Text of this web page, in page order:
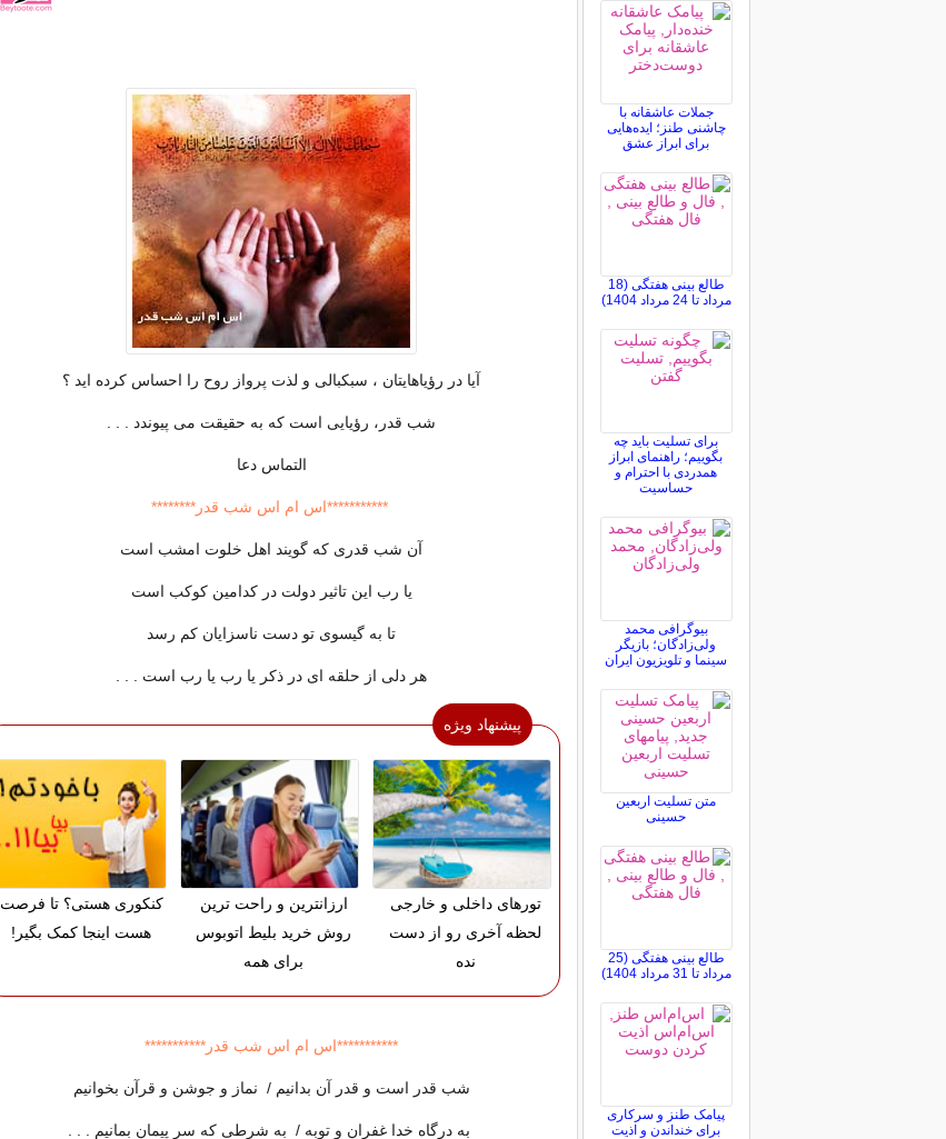
آیا در رؤیاهایتان ، سبکبالی و لذت پرواز روح را احساس کرده اید ؟
شب قدر، رؤیایی است که به حقیقت می پیوندد . . .
التماس دعا
***********اس ام اس شب قدر********
آن شب قدری که گویند اهل خلوت امشب است
یا رب این تاثیر دولت در کدامین کوکب است
تا به گیسوی تو دست ناسزایان کم رسد
هر دلی از حلقه ای در ذکر یا رب یا رب است . . .
پیشنهاد ویژه
تورهای داخلی و خارجی
لحظه آخری رو از دست
نده
ارزانترین و راحت ترین
روش خرید بلیط اتوبوس
برای همه
کنکوری هستی؟ تا فرصت
هست اینجا کمک بگیر!
***********اس ام اس شب قدر***********
شب قدر است و قدر آن بدانیم / نماز و جوشن و قرآن بخوانیم
به درگاه خدا غفران و توبه / به شرطی که سر پیمان بمانیم . . .
جملات عاشقانه با
چاشنی طنز؛ ایده‌هایی
برای ابراز عشق
طالع بینی هفتگی (18
مرداد تا 24 مرداد 1404)
برای تسلیت باید چه
بگوییم؛ راهنمای ابراز
همدردی با احترام و
حساسیت
بیوگرافی محمد
ولی‌زادگان؛ بازیگر
سینما و تلویزیون ایران
متن تسلیت اربعین
حسینی
طالع بینی هفتگی (25
مرداد تا 31 مرداد 1404)
پیامک طنز و سرکاری
برای خنداندن و اذیت